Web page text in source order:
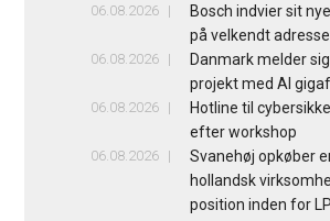
06.08.2026
Bosch indvier sit
på velkendt
06.08.2026
Danmark melder
projekt med AI
06.08.2026
Hotline til
efter workshop
06.08.2026
Svanehøj opkøber
hollandsk
position inden for